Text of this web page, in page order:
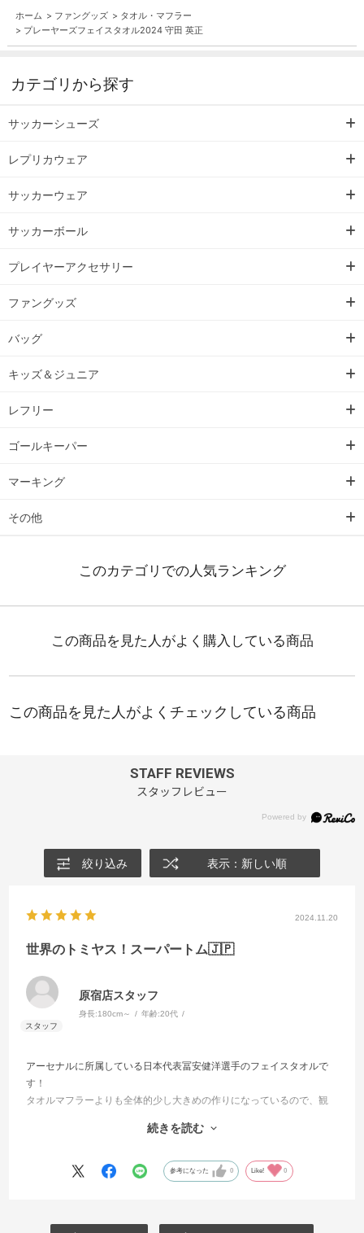
ホーム > ファングッズ > タオル・マフラー
> プレーヤーズフェイスタオル2024 守田 英正
カテゴリから探す
サッカーシューズ
レプリカウェア
サッカーウェア
サッカーボール
プレイヤーアクセサリー
ファングッズ
バッグ
キッズ＆ジュニア
レフリー
ゴールキーパー
マーキング
その他
STAFF REVIEWS
スタッフレビュー
絞り込み 表示：新しい順
2024.11.20
世界のトミヤス！スーパートム🇯🇵
原宿店スタッフ
身長:180cm～ 年齢:20代
アーセナルに所属している日本代表冨安健洋選手のフェイスタオルで
す！
タオルマフラーよりも全体的少し大きめの作りになっているので、観
続きを読む
参考になった 0 Like! 0